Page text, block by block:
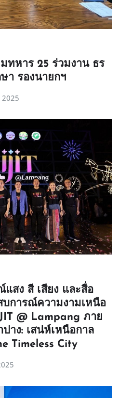
ทหาร 25 ร่วมงาน ธร
า รองนายกฯ
2025
สง สี เสียง และสื่อ
การณ์ความงามเหนือ
@ Lampang ภาย
าง: เสน่ห์เหนือกาล
Timeless City